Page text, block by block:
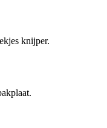
knijper.